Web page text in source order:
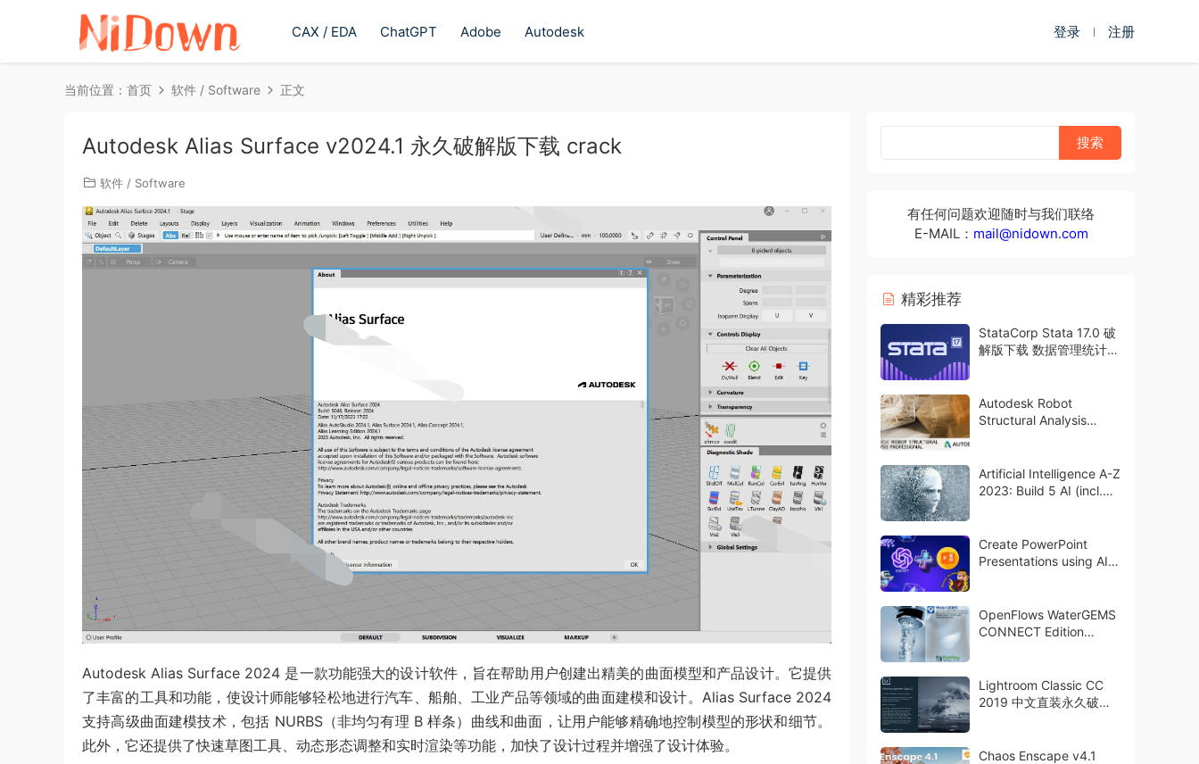
CAX / EDA ChatGPT Adobe Autodesk 登录 注册
当前位置： 首页 软件 / Software 正文
Autodesk Alias Surface v2024.1 永久破解版下载 crack
软件 / Software
Autodesk Alias Surface 2024 是一款功能强大的设计软件，旨在帮助用户创建出精美的曲面模型和产品设计。它提供
了丰富的工具和功能，使设计师能够轻松地进行汽车、船舶、工业产品等领域的曲面建模和设计。Alias Surface 2024
支持高级曲面建模技术，包括 NURBS（非均匀有理 B 样条）曲线和曲面，让用户能够精确地控制模型的形状和细节。
此外，它还提供了快速草图工具、动态形态调整和实时渲染等功能，加快了设计过程并增强了设计体验。
有任何问题欢迎随时与我们联络
E-MAIL： mail@nidown.com
精彩推荐
StataCorp Stata 17.0 破
解版下载 数据管理统计分
Autodesk Robot
Structural Analysis
Artificial Intelligence A-Z
2023: Build 5 AI (incl.
Create PowerPoint
Presentations using AI
OpenFlows WaterGEMS
CONNECT Edition
Lightroom Classic CC
2019 中文直装永久破解
Chaos Enscape v4.1